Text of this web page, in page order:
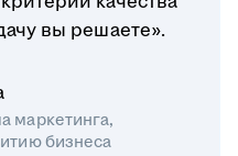
вы решаете».
маркетинга,
бизнеса